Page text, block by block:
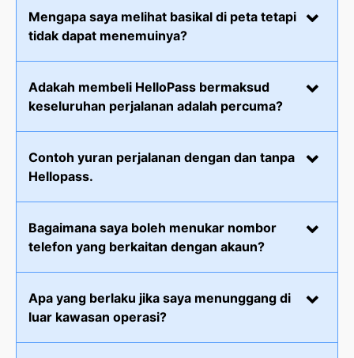
Mengapa saya melihat basikal di peta tetapi
tidak dapat menemuinya?
Adakah membeli HelloPass bermaksud
keseluruhan perjalanan adalah percuma?
Contoh yuran perjalanan dengan dan tanpa
Hellopass.
Bagaimana saya boleh menukar nombor
telefon yang berkaitan dengan akaun?
Apa yang berlaku jika saya menunggang di
luar kawasan operasi?